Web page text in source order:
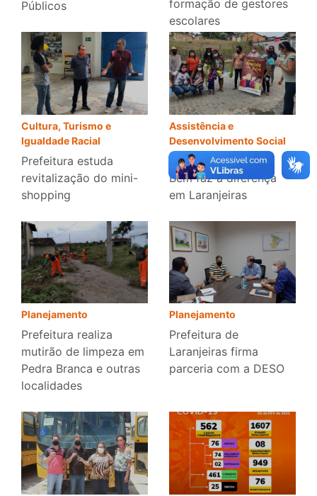
Públicos
formação de gestores
escolares
Cultura, Turismo e
Igualdade Racial
Prefeitura estuda
revitalização do mini-
shopping
Assistência e
Desenvolvimento Social
Projeto Amigos do
Bem faz a diferença
em Laranjeiras
Planejamento
Prefeitura realiza
mutirão de limpeza em
Pedra Branca e outras
localidades
Planejamento
Prefeitura de
Laranjeiras firma
parceria com a DESO